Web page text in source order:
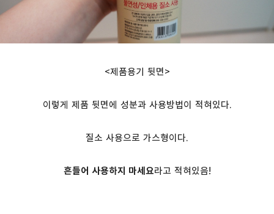
<제품용기 뒷면>
이렇게 제품 뒷면에 성분과 사용방법이 적혀있다.
질소 사용으로 가스형이다.
흔들어 사용하지 마세요라고 적혀있음!